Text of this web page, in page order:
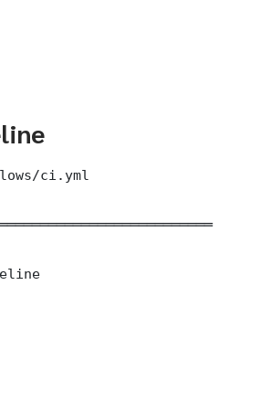
ci.yml